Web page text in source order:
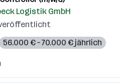
Logistik GmbH
56.000 € – 70.000 € jährlich